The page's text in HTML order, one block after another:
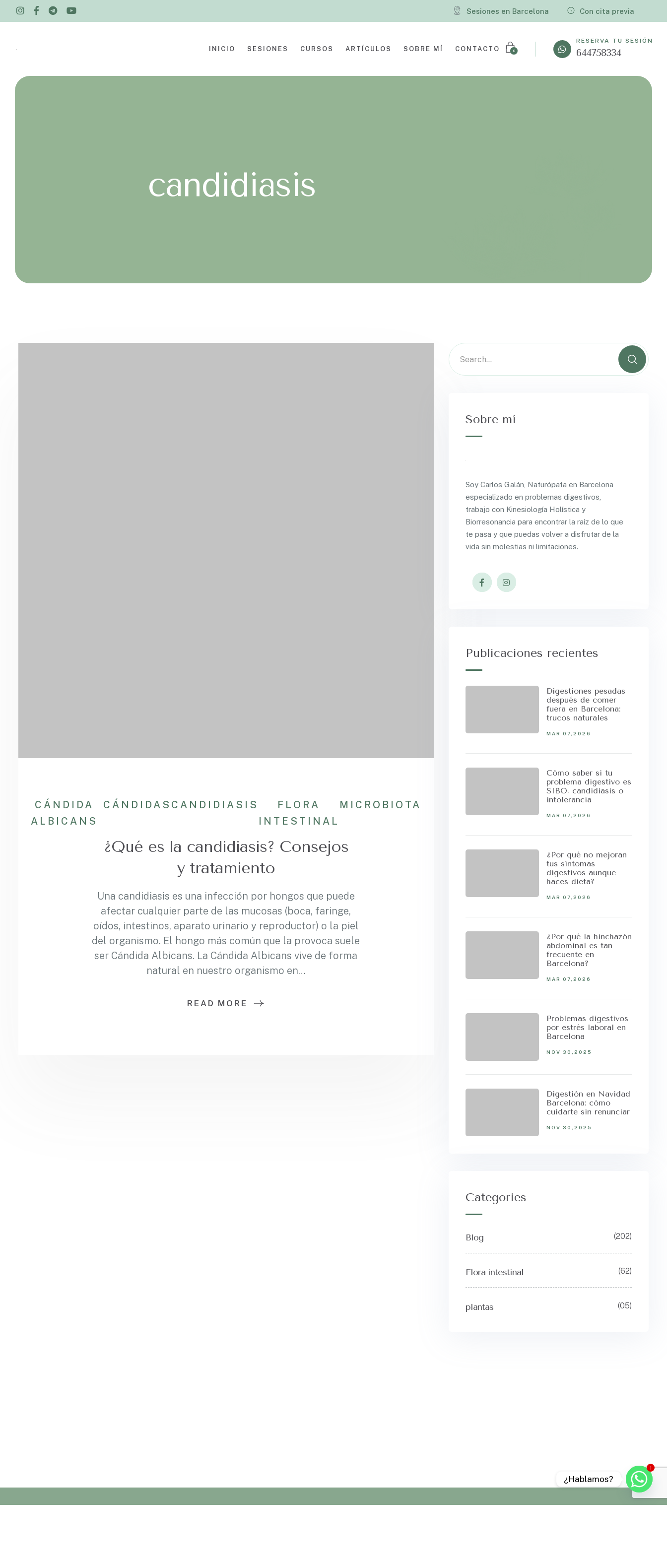
Sesiones en Barcelona Con cita previa
INICIO SESIONES CURSOS ARTÍCULOS SOBRE MÍ CONTACTO 0
RESERVA TU SESIÓN
644758334
candidiasis
CÁNDIDA
ALBICANS
CÁNDIDAS CANDIDIASIS
FLORA
INTESTINAL
MICROBIOTA
¿Qué es la candidiasis? Consejos
y tratamiento
Una candidiasis es una infección por hongos que puede
afectar cualquier parte de las mucosas (boca, faringe,
oídos, intestinos, aparato urinario y reproductor) o la piel
del organismo. El hongo más común que la provoca suele
ser Cándida Albicans. La Cándida Albicans vive de forma
natural en nuestro organismo en…
READ MORE
Sobre mí
Soy Carlos Galán, Naturópata en Barcelona
especializado en problemas digestivos,
trabajo con Kinesiología Holística y
Biorresonancia para encontrar la raíz de lo que
te pasa y que puedas volver a disfrutar de la
vida sin molestias ni limitaciones.
Publicaciones recientes
Digestiones pesadas
después de comer
fuera en Barcelona:
trucos naturales
MAR 07,2026
Cómo saber si tu
problema digestivo es
SIBO, candidiasis o
intolerancia
MAR 07,2026
¿Por qué no mejoran
tus síntomas
digestivos aunque
haces dieta?
MAR 07,2026
¿Por qué la hinchazón
abdominal es tan
frecuente en
Barcelona?
MAR 07,2026
Problemas digestivos
por estrés laboral en
Barcelona
NOV 30,2025
Digestión en Navidad
Barcelona: cómo
cuidarte sin renunciar
NOV 30,2025
Categories
Blog (202)
Flora intestinal (62)
plantas (05)
1
¿Hablamos?